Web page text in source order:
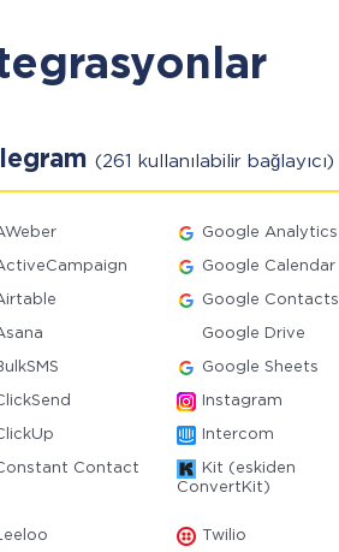
(261 kullanılabilir bağlayıcı)
Google Analytics
Google Calendar
Google Contacts
Google Drive
Google Sheets
Instagram
Intercom
Contact
Kit (eskiden
ConvertKit)
Leeloo Twilio